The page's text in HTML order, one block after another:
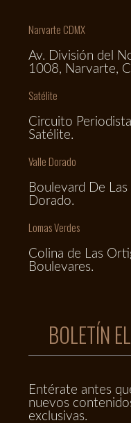
Narvarte CDMX
Av. División del
1008, Narvarte,
Satélite
Circuito
Satélite.
Valle Dorado
Boulevard De
Dorado.
Lomas Verdes
Colina de Las
Boulevares.
BOLETÍN
Entérate antes
nuevos
exclusivas.